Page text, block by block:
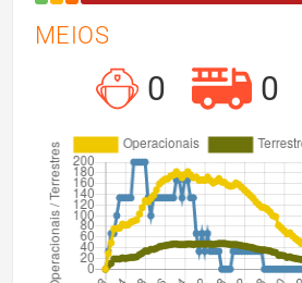
MEIOS
0 0